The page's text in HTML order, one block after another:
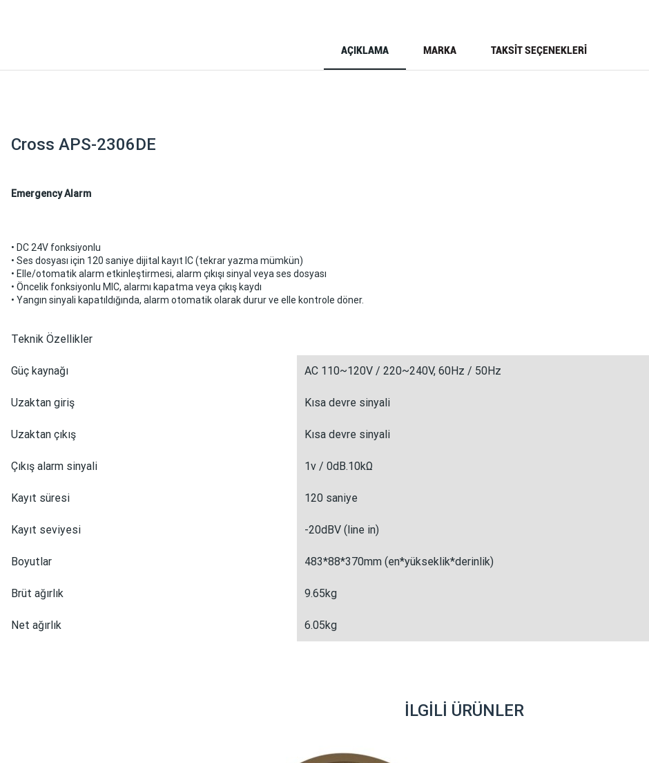
AÇIKLAMA MARKA TAKSIT SEÇENEKLERI
Cross APS-2306DE
Emergency Alarm
• DC 24V fonksiyonlu
• Ses dosyası için 120 saniye dijital kayıt IC (tekrar yazma mümkün)
• Elle/otomatik alarm etkinleştirmesi, alarm çıkışı sinyal veya ses dosyası
• Öncelik fonksiyonlu MIC, alarmı kapatma veya çıkış kaydı
• Yangın sinyali kapatıldığında, alarm otomatik olarak durur ve elle kontrole döner.
Teknik Özellikler
Güç kaynağı AC 110~120V / 220~240V, 60Hz / 50Hz
Uzaktan giriş Kısa devre sinyali
Uzaktan çıkış Kısa devre sinyali
Çıkış alarm sinyali 1v / 0dB.10kΩ
Kayıt süresi 120 saniye
Kayıt seviyesi -20dBV (line in)
Boyutlar 483*88*370mm (en*yükseklik*derinlik)
Brüt ağırlık 9.65kg
Net ağırlık 6.05kg
İLGILI ÜRÜNLER